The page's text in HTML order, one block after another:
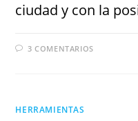
ciudad y con la
3 COMENTARIOS
HERRAMIENTAS